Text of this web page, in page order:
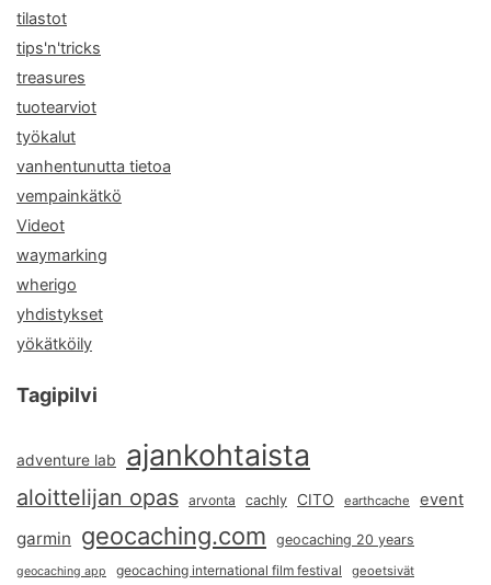
tilastot
tips'n'tricks
treasures
tuotearviot
työkalut
vanhentunutta tietoa
vempainkätkö
Videot
waymarking
wherigo
yhdistykset
yökätköily
Tagipilvi
adventure lab ajankohtaista
aloittelijan opas arvonta cachly CITO earthcache event
garmin geocaching.com geocaching 20 years
geocaching app geocaching international film festival geoetsivät